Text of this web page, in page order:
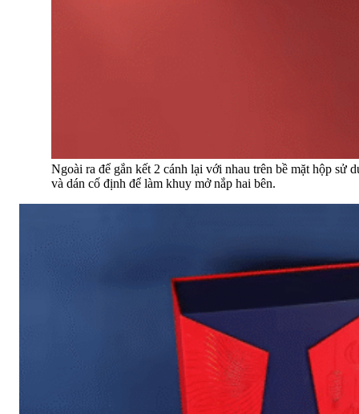
Ngoài ra để gắn kết 2 cánh lại với nhau trên bề mặt hộp
và dán cố định để làm khuy mở nắp hai bên.